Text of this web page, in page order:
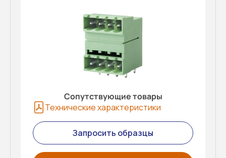
Сопутствующие товары
Технические характеристики
Запросить образцы